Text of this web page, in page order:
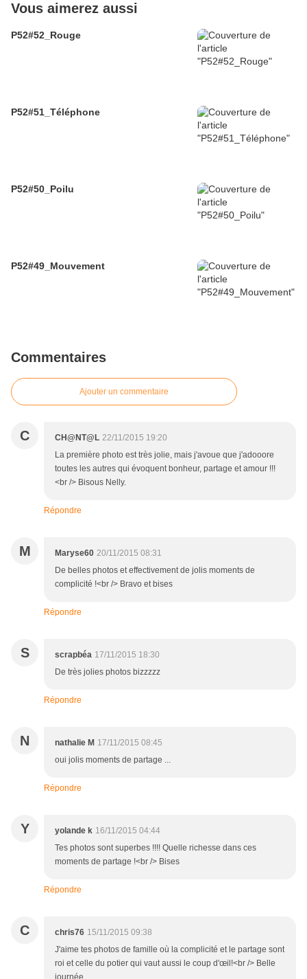
Vous aimerez aussi
P52#52_Rouge
P52#51_Téléphone
P52#50_Poilu
P52#49_Mouvement
Commentaires
Ajouter un commentaire
C CH@NT@L 22/11/2015 19:20
La première photo est très jolie, mais j'avoue que j'adooore
toutes les autres qui évoquent bonheur, partage et amour !!!
<br /> Bisous Nelly.
Répondre
M Maryse60 20/11/2015 08:31
De belles photos et effectivement de jolis moments de
complicité !<br /> Bravo et bises
Répondre
S scrapbéa 17/11/2015 18:30
De très jolies photos bizzzzz
Répondre
N nathalie M 17/11/2015 08:45
oui jolis moments de partage ...
Répondre
Y yolande k 16/11/2015 04:44
Tes photos sont superbes !!!! Quelle richesse dans ces
moments de partage !<br /> Bises
Répondre
C chris76 15/11/2015 09:38
J'aime tes photos de famille où la complicité et le partage sont
roi et celle du potier qui vaut aussi le coup d'œil!<br /> Belle
journée